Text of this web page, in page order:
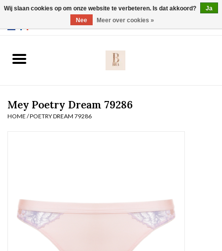
Slip
Homewear
Mey Poetry Dream 79286
HOME /POETRY DREAM 79286
Wij slaan cookies op om onze website te verbeteren. Is dat akkoord?
Ja
Nee
Meer over cookies »
Webshop werkt met EU maten. .